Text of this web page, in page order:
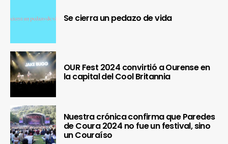
Se cierra un pedazo de vida
OUR Fest 2024 convirtió a Ourense en
la capital del Cool Britannia
Nuestra crónica confirma que Paredes
de Coura 2024 no fue un festival, sino
un Couraíso